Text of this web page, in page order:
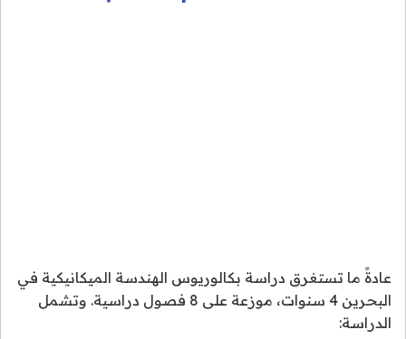
عادةً ما تستغرق دراسة بكالوريوس الهندسة الميكانيكية في
البحرين 4 سنوات، موزعة على 8 فصول دراسية. وتشمل
الدراسة: